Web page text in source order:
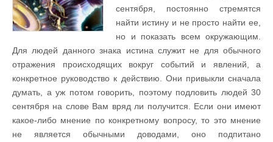
сентября, постоянно стремятся
найти истину и не просто найти ее,
но и показать всем окружающим.
Для людей данного знака истина служит не для обычного
отражения происходящих вокруг событий и явлений, а
конкретное руководство к действию. Они привыкли сначала
думать, а уж потом говорить, поэтому подловить людей 30
сентября на слове Вам вряд ли получится. Если они имеют
какое-либо мнение по конкретному вопросу, то это мнение
не является обычными доводами, оно подпитано